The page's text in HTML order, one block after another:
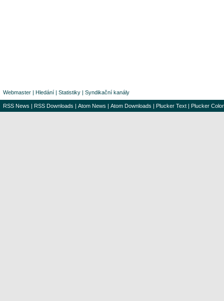
Webmaster | Hledání | Statistiky | Syndikační kanály
RSS News | RSS Downloads | Atom News | Atom Downloads | Plucker Text | Plucker Color